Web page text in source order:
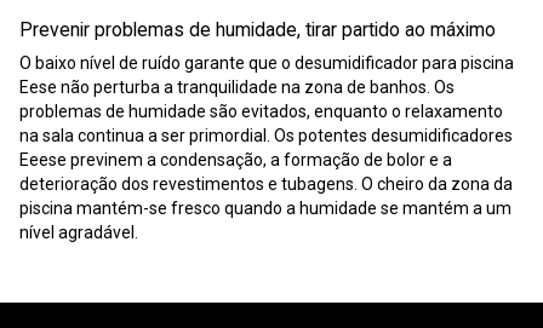
Prevenir problemas de humidade, tirar partido ao máximo
O baixo nível de ruído garante que o desumidificador para piscina
Eese não perturba a tranquilidade na zona de banhos. Os
problemas de humidade são evitados, enquanto o relaxamento
na sala continua a ser primordial. Os potentes desumidificadores
Eeese previnem a condensação, a formação de bolor e a
deterioração dos revestimentos e tubagens. O cheiro da zona da
piscina mantém-se fresco quando a humidade se mantém a um
nível agradável.